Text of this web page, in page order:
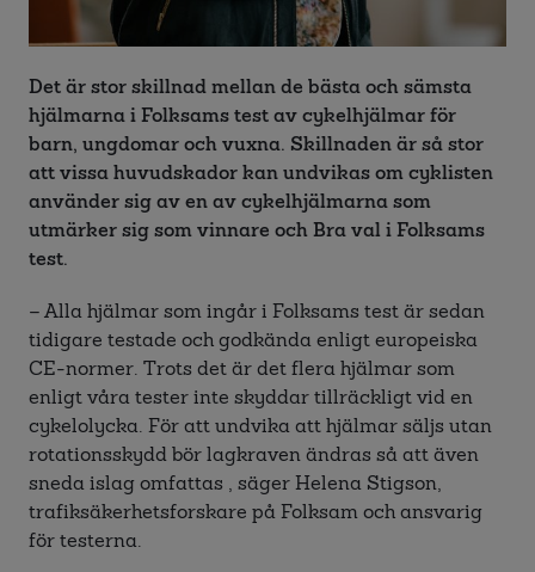
Det är stor skillnad mellan de bästa och sämsta
hjälmarna i Folksams test av cykelhjälmar för
barn, ungdomar och vuxna. Skillnaden är så stor
att vissa huvudskador kan undvikas om cyklisten
använder sig av en av cykelhjälmarna som
utmärker sig som vinnare och Bra val i Folksams
test.
– Alla hjälmar som ingår i Folksams test är sedan
tidigare testade och godkända enligt europeiska
CE-normer. Trots det är det flera hjälmar som
enligt våra tester inte skyddar tillräckligt vid en
cykelolycka. För att undvika att hjälmar säljs utan
rotationsskydd bör lagkraven ändras så att även
sneda islag omfattas , säger Helena Stigson,
trafiksäkerhetsforskare på Folksam och ansvarig
för testerna.